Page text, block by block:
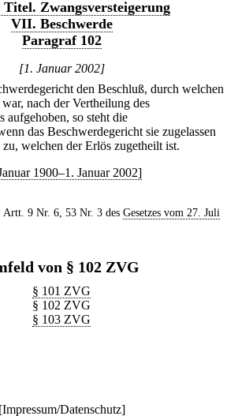
Zwangsversteigerung
VII. Beschwerde
Paragraf 102
[1. Januar 2002]
den Beschluß, durch welchen
nach der Vertheilung des
aufgehoben, so steht die
das Beschwerdegericht sie zugelassen
welchen der Erlös zugetheilt ist.
1900–1. Januar 2002]
Artt. 9 Nr. 6, 53 Nr. 3 des Gesetzes vom 27. Juli
von § 102 ZVG
§ 101 ZVG
§ 102 ZVG
§ 103 ZVG
[Impressum/Datenschutz]